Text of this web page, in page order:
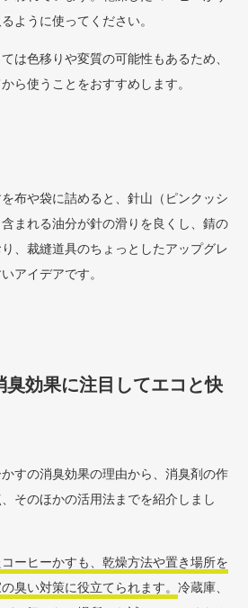
ように使ってください。
は色移りや変質の可能性もあるため、
ら使うことをおすすめします。
布や袋に詰めると、針山（ピンクッシ
まれる油分が針の滑りを良くし、錆の
、裁縫道具のちょっとしたアップグレ
アイデアです。
臭効果に注目してエコと快
すの消臭効果の理由から、消臭剤の作
そのほかの活用法までを紹介しまし
ーヒーかすも、乾燥方法や置き場所を
臭い対策に役立てられます。 冷蔵庫、